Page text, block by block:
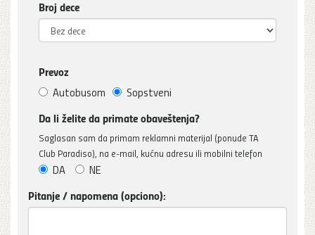
Broj dece
Prevoz
Autobusom Sopstveni
Da li želite da primate obaveštenja?
Saglasan sam da primam reklamni materijal (ponude TA
Club Paradiso), na e-mail, kućnu adresu ili mobilni telefon
DA NE
Pitanje / napomena (opciono):